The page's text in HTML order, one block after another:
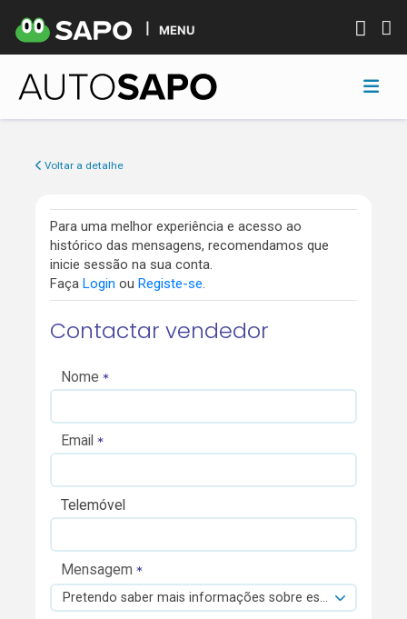
MENU
Voltar a detalhe
Para uma melhor experiência e acesso ao
histórico das mensagens, recomendamos que
inicie sessão na sua conta.
Faça Login ou Registe-se.
Contactar vendedor
Nome
Email
Telemóvel
Mensagem
Pretendo saber mais informações sobre esta viatura.